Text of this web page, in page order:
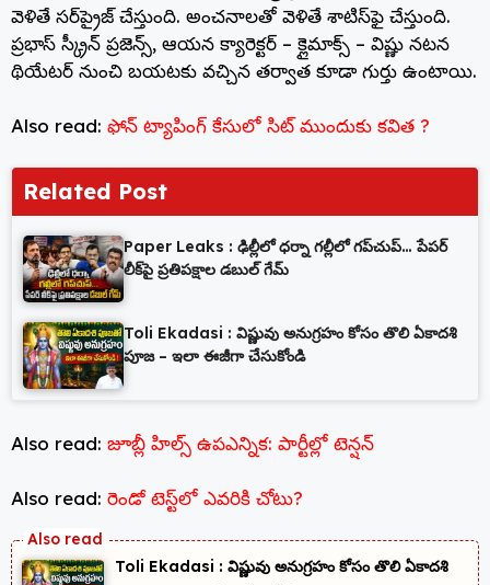
వెళితే సర్‌ప్రైజ్ చేస్తుంది. అంచనాలతో వెళితే శాటిస్‌ఫై చేస్తుంది.
ప్రభాస్ స్క్రీన్ ప్రజెన్స్, ఆయన క్యారెక్టర్ – క్లైమాక్స్ – విష్ణు నటన
థియేటర్ నుంచి బయటకు వచ్చిన తర్వాత కూడా గుర్తు ఉంటాయి.
Also read: ఫోన్ ట్యాపింగ్ కేసులో సిట్ ముందుకు కవిత ?
Related Post
Paper Leaks : ఢిల్లీలో ధర్నా గల్లీలో గప్‌చుప్… పేపర్
లీక్‌పై ప్రతిపక్షాల డబుల్ గేమ్
Toli Ekadasi : విష్ణువు అనుగ్రహం కోసం తొలి ఏకాదశి
పూజ – ఇలా ఈజీగా చేసుకోండి
Also read: జూబ్లీ హిల్స్ ఉపఎన్నిక: పార్టీల్లో టెన్షన్
Also read: రెండో టెస్ట్‌లో ఎవరికి చోటు?
Toli Ekadasi : విష్ణువు అనుగ్రహం కోసం తొలి ఏకాదశి